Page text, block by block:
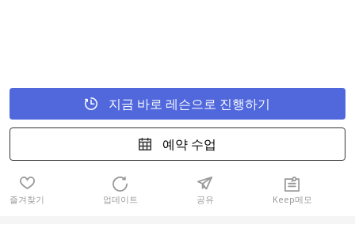
지금 바로 레슨으로 진행하기
예약 수업
즐겨찾기 업데이트 공유 Keep메모